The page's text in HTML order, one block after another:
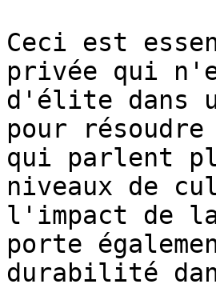
Ceci est
privée qui
d'élite dans
pour
qui parlent
niveaux de
l'impact de
porte
durabilité